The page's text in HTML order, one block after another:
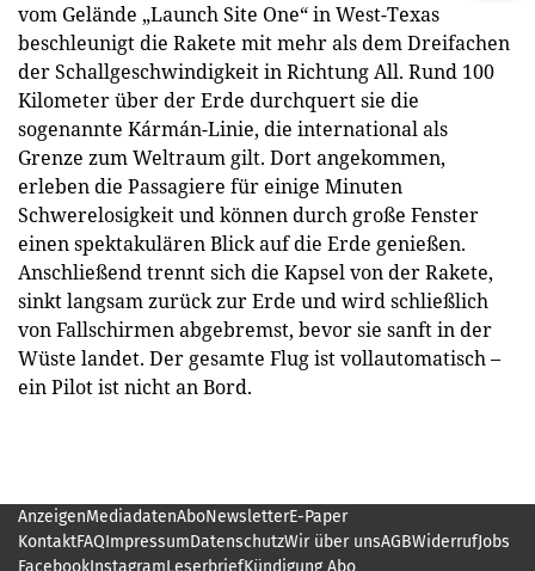
vom Gelände „Launch Site One“ in West-Texas
beschleunigt die Rakete mit mehr als dem Dreifachen
der Schallgeschwindigkeit in Richtung All. Rund 100
Kilometer über der Erde durchquert sie die
sogenannte Kármán-Linie, die international als
Grenze zum Weltraum gilt. Dort angekommen,
erleben die Passagiere für einige Minuten
Schwerelosigkeit und können durch große Fenster
einen spektakulären Blick auf die Erde genießen.
Anschließend trennt sich die Kapsel von der Rakete,
sinkt langsam zurück zur Erde und wird schließlich
von Fallschirmen abgebremst, bevor sie sanft in der
Wüste landet. Der gesamte Flug ist vollautomatisch –
ein Pilot ist nicht an Bord.
AnzeigenMediadatenAboNewsletterE-Paper
KontaktFAQImpressumDatenschutzWir über unsAGBWiderrufJobs
FacebookInstagramLeserbriefKündigung Abo